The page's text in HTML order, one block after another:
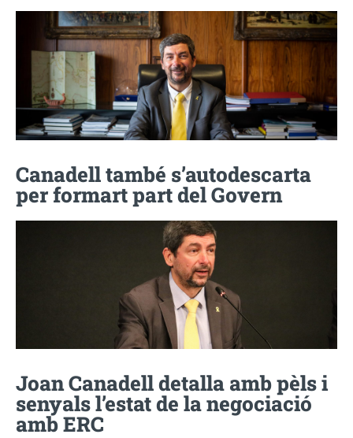
Canadell també s’autodescarta
per formart part del Govern
Joan Canadell detalla amb pèls i
senyals l’estat de la negociació
amb ERC